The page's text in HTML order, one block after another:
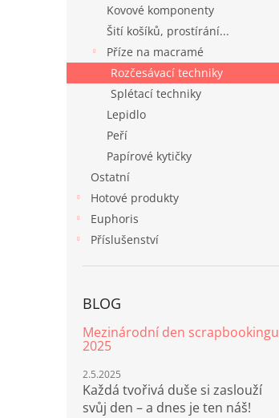
Kovové komponenty
Šití košíků, prostírání...
Příze na macramé
Rozčesávací techniky
Splétací techniky
Lepidlo
Peří
Papírové kytičky
Ostatní
Hotové produkty
Euphoris
Příslušenství
BLOG
Mezinárodní den scrapbookingu
2025
2.5.2025
Každá tvořivá duše si zaslouží
svůj den – a dnes je ten náš!